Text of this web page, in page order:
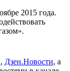
2015 года.
, Дзен.Новости, а